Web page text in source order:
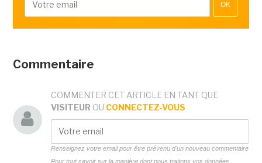
OK
Commentaire
COMMENTER CET ARTICLE EN TANT QUE
VISITEUR OU CONNECTEZ-VOUS
Renseignez votre email pour être prévenu d'un nouveau commentaire
Pour tout savoir sur la manière dont nous traitons vos données